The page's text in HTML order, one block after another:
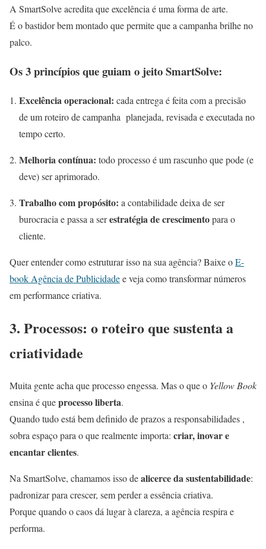
A SmartSolve acredita que excelência é uma forma de arte.
É o bastidor bem montado que permite que a campanha brilhe no
palco.
Os 3 princípios que guiam o jeito SmartSolve:
Excelência operacional: cada entrega é feita com a precisão
de um roteiro de campanha planejada, revisada e executada no
tempo certo.
Melhoria contínua: todo processo é um rascunho que pode (e
deve) ser aprimorado.
Trabalho com propósito: a contabilidade deixa de ser
burocracia e passa a serestratégia de crescimentopara o
cliente.
Quer entender como estruturar isso na sua agência? Baixe oE-
book Agência de Publicidadee veja como transformar números
em performance criativa.
3. Processos: o roteiro que sustenta a
criatividade
Muita gente acha que processo engessa. Mas o que o Yellow Book
ensina é queprocesso liberta.
Quando tudo está bem definido de prazos a responsabilidades ,
sobra espaço para o que realmente importa: criar, inovar e
encantar clientes.
Na SmartSolve, chamamos isso dealicerce da sustentabilidade:
padronizar para crescer, sem perder a essência criativa.
Porque quando o caos dá lugar à clareza, a agência respira e
performa.